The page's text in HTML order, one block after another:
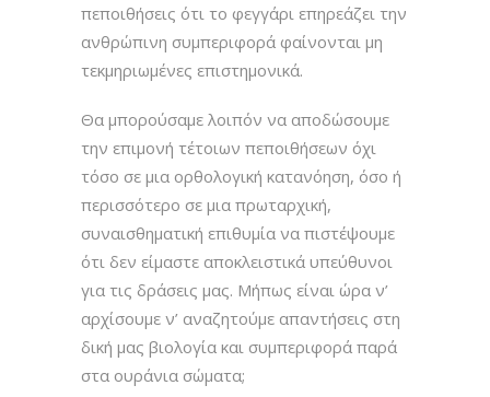
πεποιθήσεις ότι το φεγγάρι επηρεάζει την
ανθρώπινη συμπεριφορά φαίνονται μη
τεκμηριωμένες επιστημονικά.
Θα μπορούσαμε λοιπόν να αποδώσουμε
την επιμονή τέτοιων πεποιθήσεων όχι
τόσο σε μια ορθολογική κατανόηση, όσο ή
περισσότερο σε μια πρωταρχική,
συναισθηματική επιθυμία να πιστέψουμε
ότι δεν είμαστε αποκλειστικά υπεύθυνοι
για τις δράσεις μας. Μήπως είναι ώρα ν’
αρχίσουμε ν’ αναζητούμε απαντήσεις στη
δική μας βιολογία και συμπεριφορά παρά
στα ουράνια σώματα;